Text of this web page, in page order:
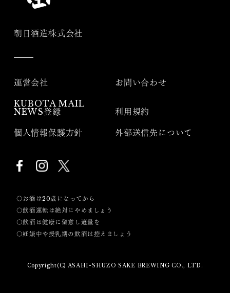
朝日酒造株式会社
運営会社 お問い合わせ
KUBOTA MAIL
NEWS登録
利用規約
個人情報保護方針 外部送信先について
〇お酒は20歳になってから
〇飲酒運転は絶対にやめましょう
〇飲酒は健康に留意し適量を
〇妊娠中や授乳期の飲酒は控えましょう
Copyright(C) ASAHI-SHUZO SAKE BREWING CO., LTD.